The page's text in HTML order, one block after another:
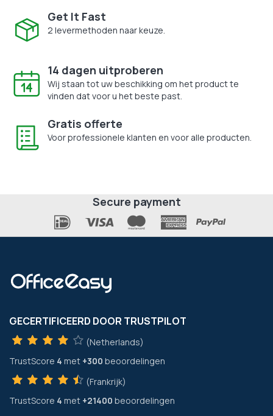
Get It Fast
2 levermethoden naar keuze.
14 dagen uitproberen
Wij staan tot uw beschikking om het product te
vinden dat voor u het beste past.
Gratis offerte
Voor professionele klanten en voor alle producten.
Secure payment
GECERTIFICEERD DOOR TRUSTPILOT
(Netherlands)
TrustScore 4 met +300 beoordelingen
(Frankrijk)
TrustScore 4 met +21400 beoordelingen